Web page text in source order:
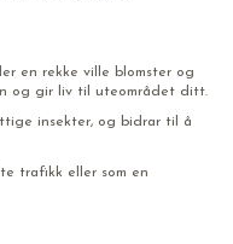
en rekke ville blomster og
og gir liv til uteområdet ditt.
insekter, og bidrar til å
trafikk eller som en